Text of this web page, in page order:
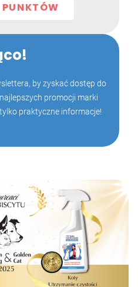
by zyskać dostęp do
promocji marki
praktyczne informacje!